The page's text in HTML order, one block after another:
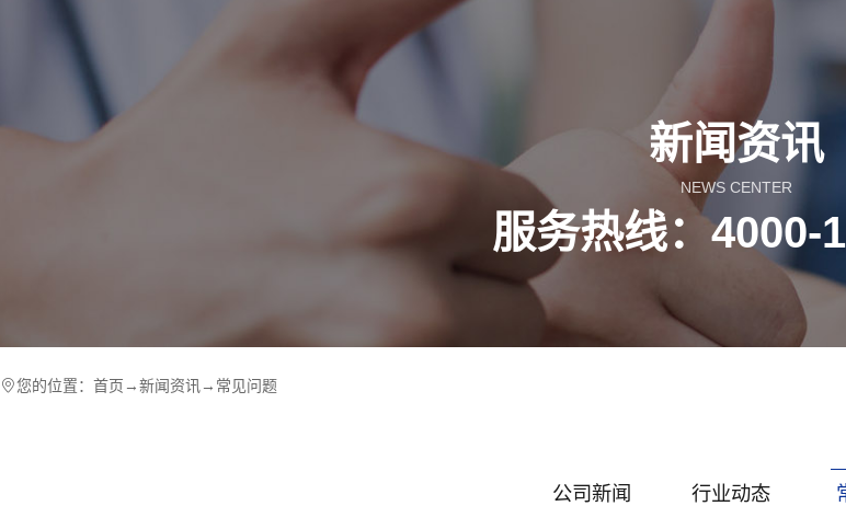
新闻资讯
NEWS CENTER
服务热线：4000-
您的位置： 首页 →新闻资讯 → 常见问题
公司新闻 行业动态